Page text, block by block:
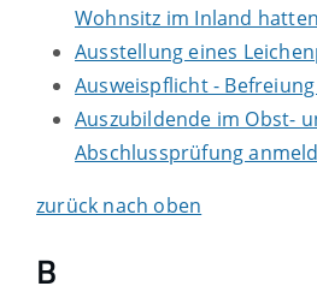
Wohnsitz im Inland hatten
Ausstellung eines
Ausweispflicht -
Auszubildende im Obst-
Abschlussprüfung
zurück nach oben
B